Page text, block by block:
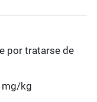
por tratarse de
mg/kg